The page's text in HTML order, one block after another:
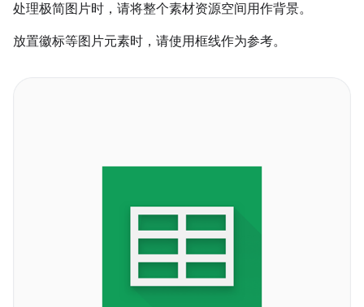
处理极简图片时，请将整个素材资源空间用作背景。
放置徽标等图片元素时，请使用框线作为参考。